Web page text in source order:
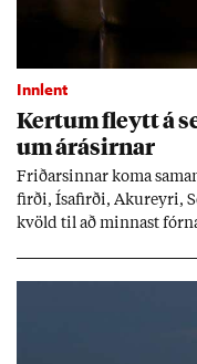
Innlent
Kert­um fleytt á
um árás­irn­ar
Frið­arsinn­ar koma
firði, Ísa­firði, Ak­ur­eyri,
kvöld til að minn­ast